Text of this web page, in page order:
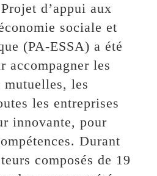
d’appui aux
sociale et
(PA-ESSA) a été
accompagner les
mutuelles, les
les entreprises
innovante, pour
Durant
composés de 19